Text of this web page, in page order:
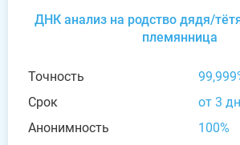
ДНК анализ на родство дядя/
племянница
Точность
Срок
от 3
Анонимность
100%